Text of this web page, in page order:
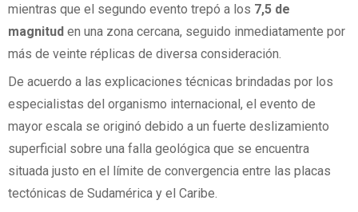
mientras que el segundo evento trepó a los 7,5 de
magnitud en una zona cercana, seguido inmediatamente por
más de veinte réplicas de diversa consideración.
De acuerdo a las explicaciones técnicas brindadas por los
especialistas del organismo internacional, el evento de
mayor escala se originó debido a un fuerte deslizamiento
superficial sobre una falla geológica que se encuentra
situada justo en el límite de convergencia entre las placas
tectónicas de Sudamérica y el Caribe.